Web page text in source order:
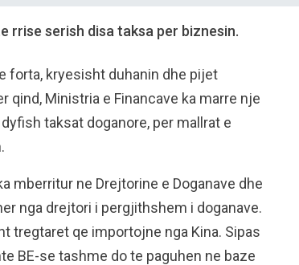
rrise serish disa taksa per biznesin.
forta, kryesisht duhanin dhe pijet
qind, Ministria e Financave ka marre nje
taksat doganore, per mallrat e
mberritur ne Drejtorine e Doganave dhe
nga drejtori i pergjithshem i doganave.
tregtaret qe importojne nga Kina. Sipas
BE-se tashme do te paguhen ne baze